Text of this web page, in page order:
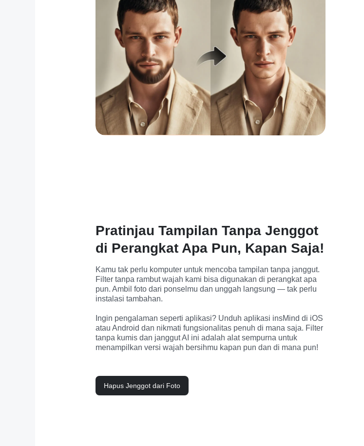
Pratinjau Tampilan Tanpa Jenggot
di Perangkat Apa Pun, Kapan Saja!
Kamu tak perlu komputer untuk mencoba tampilan tanpa janggut.
Filter tanpa rambut wajah kami bisa digunakan di perangkat apa
pun. Ambil foto dari ponselmu dan unggah langsung — tak perlu
instalasi tambahan.
Ingin pengalaman seperti aplikasi? Unduh aplikasi insMind di iOS
atau Android dan nikmati fungsionalitas penuh di mana saja. Filter
tanpa kumis dan janggut AI ini adalah alat sempurna untuk
menampilkan versi wajah bersihmu kapan pun dan di mana pun!
Hapus Jenggot dari Foto